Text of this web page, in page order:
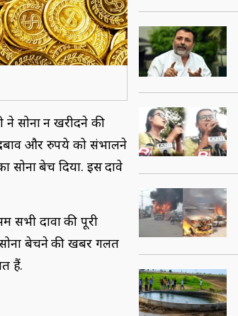
ने सोना न खरीदने की
और रुपये को संभालने
बेच दिया. इस दावे
दावों की पूरी
सोना बेचने की खबरें गलत
हैं.